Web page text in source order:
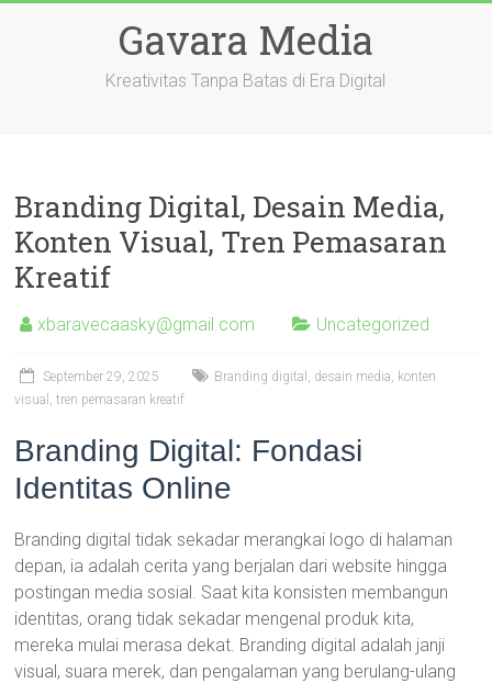
Gavara Media
Kreativitas Tanpa Batas di Era Digital
Branding Digital, Desain Media,
Konten Visual, Tren Pemasaran
Kreatif
xbaravecaasky@gmail.com Uncategorized
September 29, 2025
Branding digital, desain media, konten
visual, tren pemasaran kreatif
Branding Digital: Fondasi
Identitas Online
Branding digital tidak sekadar merangkai logo di halaman
depan, ia adalah cerita yang berjalan dari website hingga
postingan media sosial. Saat kita konsisten membangun
identitas, orang tidak sekadar mengenal produk kita,
mereka mulai merasa dekat. Branding digital adalah janji
visual, suara merek, dan pengalaman yang berulang-ulang